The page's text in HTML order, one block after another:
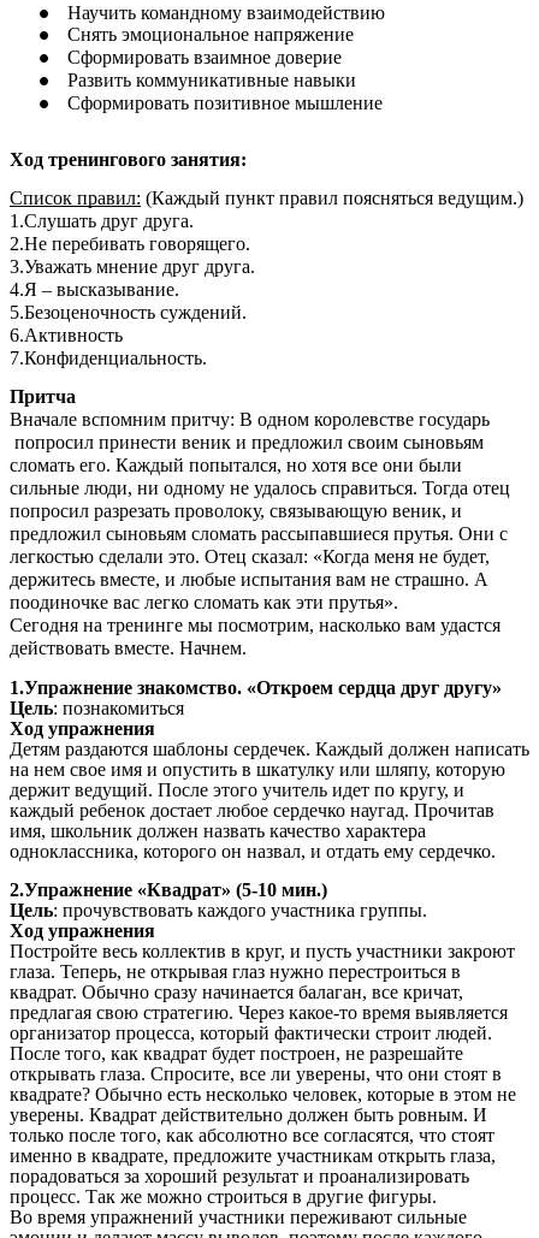
Научить командному взаимодействию
Снять эмоциональное напряжение
Сформировать взаимное доверие
Развить коммуникативные навыки
Сформировать позитивное мышление
Ход тренингового занятия:
Список правил: (Каждый пункт правил поясняться ведущим.)
1.Слушать друг друга.
2.Не перебивать говорящего.
3.Уважать мнение друг друга.
4.Я – высказывание.
5.Безоценочность суждений.
6.Активность
7.Конфиденциальность.
Притча
Вначале вспомним притчу: В одном королевстве государь
попросил принести веник и предложил своим сыновьям
сломать его. Каждый попытался, но хотя все они были
сильные люди, ни одному не удалось справиться. Тогда отец
попросил разрезать проволоку, связывающую веник, и
предложил сыновьям сломать рассыпавшиеся прутья. Они с
легкостью сделали это. Отец сказал: «Когда меня не будет,
держитесь вместе, и любые испытания вам не страшно. А
поодиночке вас легко сломать как эти прутья».
Сегодня на тренинге мы посмотрим, насколько вам удастся
действовать вместе. Начнем.
1.Упражнение знакомство. «Откроем сердца друг другу»
Цель: познакомиться
Ход упражнения
Детям раздаются шаблоны сердечек. Каждый должен написать
на нем свое имя и опустить в шкатулку или шляпу, которую
держит ведущий. После этого учитель идет по кругу, и
каждый ребенок достает любое сердечко наугад. Прочитав
имя, школьник должен назвать качество характера
одноклассника, которого он назвал, и отдать ему сердечко.
2.Упражнение «Квадрат» (5-10 мин.)
Цель: прочувствовать каждого участника группы.
Ход упражнения
Постройте весь коллектив в круг, и пусть участники закроют
глаза. Теперь, не открывая глаз нужно перестроиться в
квадрат. Обычно сразу начинается балаган, все кричат,
предлагая свою стратегию. Через какое-то время выявляется
организатор процесса, который фактически строит людей.
После того, как квадрат будет построен, не разрешайте
открывать глаза. Спросите, все ли уверены, что они стоят в
квадрате? Обычно есть несколько человек, которые в этом не
уверены. Квадрат действительно должен быть ровным. И
только после того, как абсолютно все согласятся, что стоят
именно в квадрате, предложите участникам открыть глаза,
порадоваться за хороший результат и проанализировать
процесс. Так же можно строиться в другие фигуры.
Во время упражнений участники переживают сильные